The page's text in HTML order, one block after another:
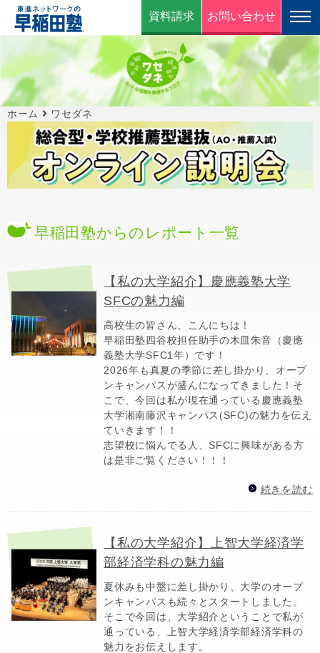
資料請求 お問い合わせ
ホーム ワセダネ
早稲田塾からのレポート一覧
【私の大学紹介】慶應義塾大学
SFCの魅力編
高校生の皆さん、こんにちは！
早稲田塾四谷校担任助手の木皿朱音（慶應
義塾大学SFC1年）です！
2026年も真夏の季節に差し掛かり、オープ
ンキャンパスが盛んになってきました！そ
こで、今回は私が現在通っている慶應義塾
大学湘南藤沢キャンパス(SFC)の魅力を伝え
ていきます！！
志望校に悩んでる人、SFCに興味がある方
は是非ご覧ください！！！
続きを読む
【私の大学紹介】上智大学経済学
部経済学科の魅力編
夏休みも中盤に差し掛かり、大学のオープ
ンキャンパスも続々とスタートしました。
そこで今回は、大学紹介ということで私が
通っている、上智大学経済学部経済学科の
魅力をお伝えします。